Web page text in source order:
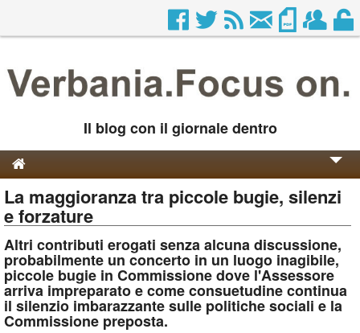
Il blog con il giornale dentro
Genesi e Storia
Contatti
La maggioranza tra piccole bugie, silenzi
e forzature
Altri contributi erogati senza alcuna discussione,
probabilmente un concerto in un luogo inagibile,
piccole bugie in Commissione dove l'Assessore
arriva impreparato e come consuetudine continua
il silenzio imbarazzante sulle politiche sociali e la
Commissione preposta.